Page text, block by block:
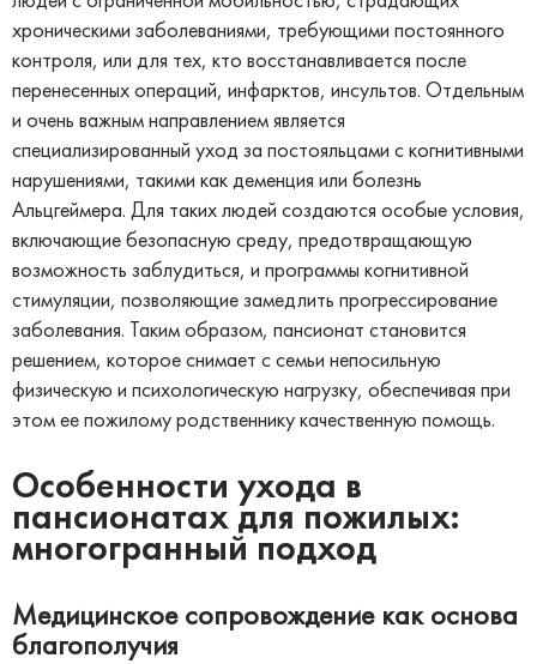
хроническими заболеваниями, требующими постоянного
контроля, или для тех, кто восстанавливается после
перенесенных операций, инфарктов, инсультов. Отдельным
и очень важным направлением является
специализированный уход за постояльцами с когнитивными
нарушениями, такими как деменция или болезнь
Альцгеймера. Для таких людей создаются особые условия,
включающие безопасную среду, предотвращающую
возможность заблудиться, и программы когнитивной
стимуляции, позволяющие замедлить прогрессирование
заболевания. Таким образом, пансионат становится
решением, которое снимает с семьи непосильную
физическую и психологическую нагрузку, обеспечивая при
этом ее пожилому родственнику качественную помощь.
Особенности ухода в
пансионатах для пожилых:
многогранный подход
Медицинское сопровождение как основа
благополучия